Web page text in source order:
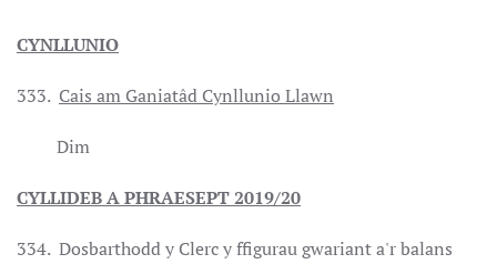
CYNLLUNIO
333. Cais am Ganiatâd Cynllunio Llawn
Dim
CYLLIDEB A PHRAESEPT 2019/20
334. Dosbarthodd y Clerc y ffigurau gwariant a'r balans